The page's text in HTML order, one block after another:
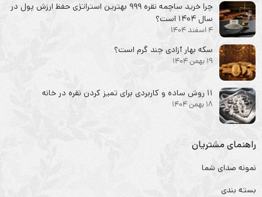
چرا خرید ساچمه نقره ۹۹۹ بهترین استراتژی حفظ ارزش پول در
سال ۱۴۰۴ است؟
4 اسفند 1404
سکه‌ بهار آزادی چند گرم است؟
19 بهمن 1404
۱۱ روش ساده و کاربردی برای تمیز کردن نقره در خانه
18 بهمن 1404
راهنمای مشتریان
نمونه صدای شما
بسته بندی